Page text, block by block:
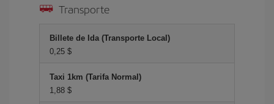
Transporte
Billete de Ida (Transporte Local)
0,25 $
Taxi 1km (Tarifa Normal)
1,88 $